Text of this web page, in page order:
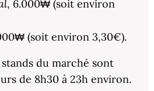
, 6.000₩ (soit environ
₩ (soit environ 3,30€).
du marché sont
de 8h30 à 23h environ.